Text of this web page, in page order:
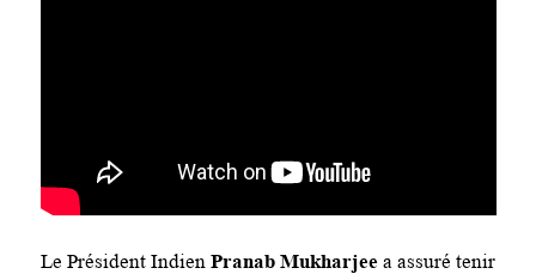
Le Président Indien Pranab Mukharjee a assuré tenir